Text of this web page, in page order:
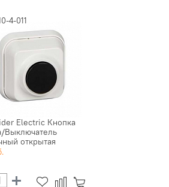
4-011
Electric Кнопка
Выключатель
открытая
(...